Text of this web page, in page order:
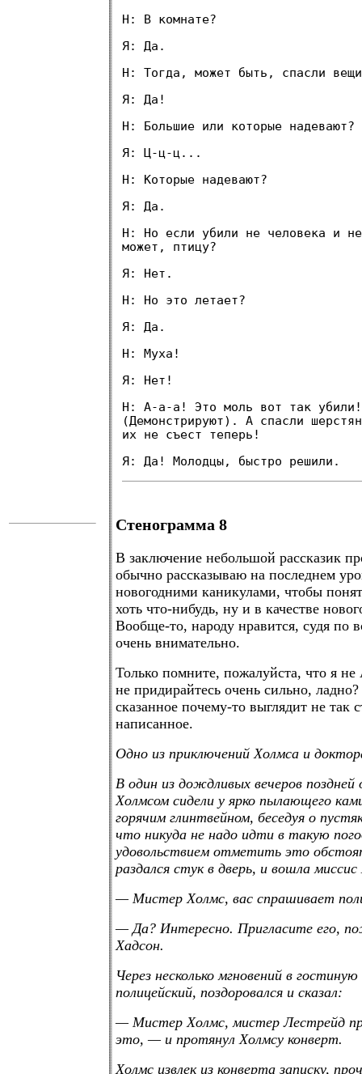
Н: В комнате?
Я: Да.
Н: Тогда, может быть, спасли
Я: Да!
Н: Большие или которые надевают?
Я: Ц-ц-ц...
Н: Которые надевают?
Я: Да.
Н: Но если убили не человека и
может, птицу?
Я: Нет.
Н: Но это летает?
Я: Да.
Н: Муха!
Я: Нет!
Н: А-а-а! Это моль вот так убили!
(Демонстрируют). А спасли
их не съест теперь!
Я: Да! Молодцы, быстро решили.
Стенограмма 8
В заключение небольшой рассказик
обычно рассказываю на последнем
новогодними каникулами, чтобы
хоть что-нибудь, ну и в качестве
Вообще-то, народу нравится, судя по
очень внимательно.
Только помните, пожалуйста, что я
не придирайтесь очень сильно,
сказанное почему-то выглядит не так
написанное.
Одно из приключений Холмса и
В один из дождливых вечеров поздней
Холмсом сидели у ярко пылающего
горячим глинтвейном, беседуя о
что никуда не надо идти в такую
удовольствием отметить это
раздался стук в дверь, и вошла
— Мистер Холмс, вас спрашивает
— Да? Интересно. Пригласите его,
Хадсон.
Через несколько мгновений в
полицейский, поздоровался и сказал:
— Мистер Холмс, мистер Лестрейд
это, — и протянул Холмсу конверт.
Холмс извлек из конверта записку,